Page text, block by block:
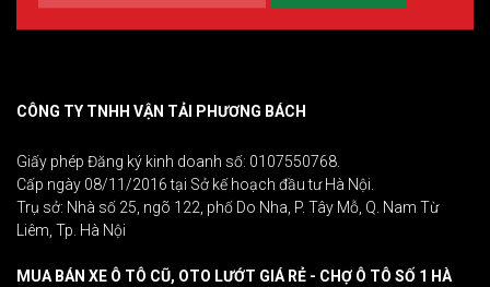
CÔNG TY TNHH VẬN TẢI PHƯƠNG BÁCH
Giấy phép Đăng ký kinh doanh số: 0107550768.
Cấp ngày 08/11/2016 tại Sở kế hoạch đầu tư Hà Nội.
Trụ sở: Nhà số 25, ngõ 122, phố Do Nha, P. Tây Mỗ, Q. Nam Từ
Liêm, Tp. Hà Nội
MUA BÁN XE Ô TÔ CŨ, OTO LƯỚT GIÁ RẺ - CHỢ Ô TÔ SỐ 1 HÀ